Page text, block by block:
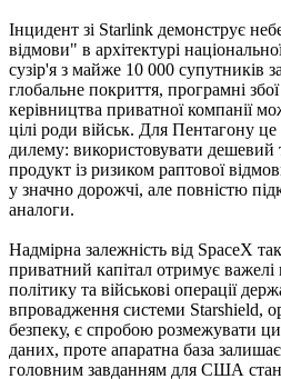
Інцидент зі Starlink демонструє
відмови" в архітектурі
сузір'я з майже 10 000 супутників
глобальне покриття, програмні
керівництва приватної компанії
цілі роди військ. Для Пентагону це
дилему: використовувати
продукт із ризиком раптової
у значно дорожчі, але повністю
аналоги.
Надмірна залежність від SpaceX
приватний капітал отримує
політику та військові операції
впровадження системи Starshield,
безпеку, є спробою розмежувати
даних, проте апаратна база
головним завданням для США